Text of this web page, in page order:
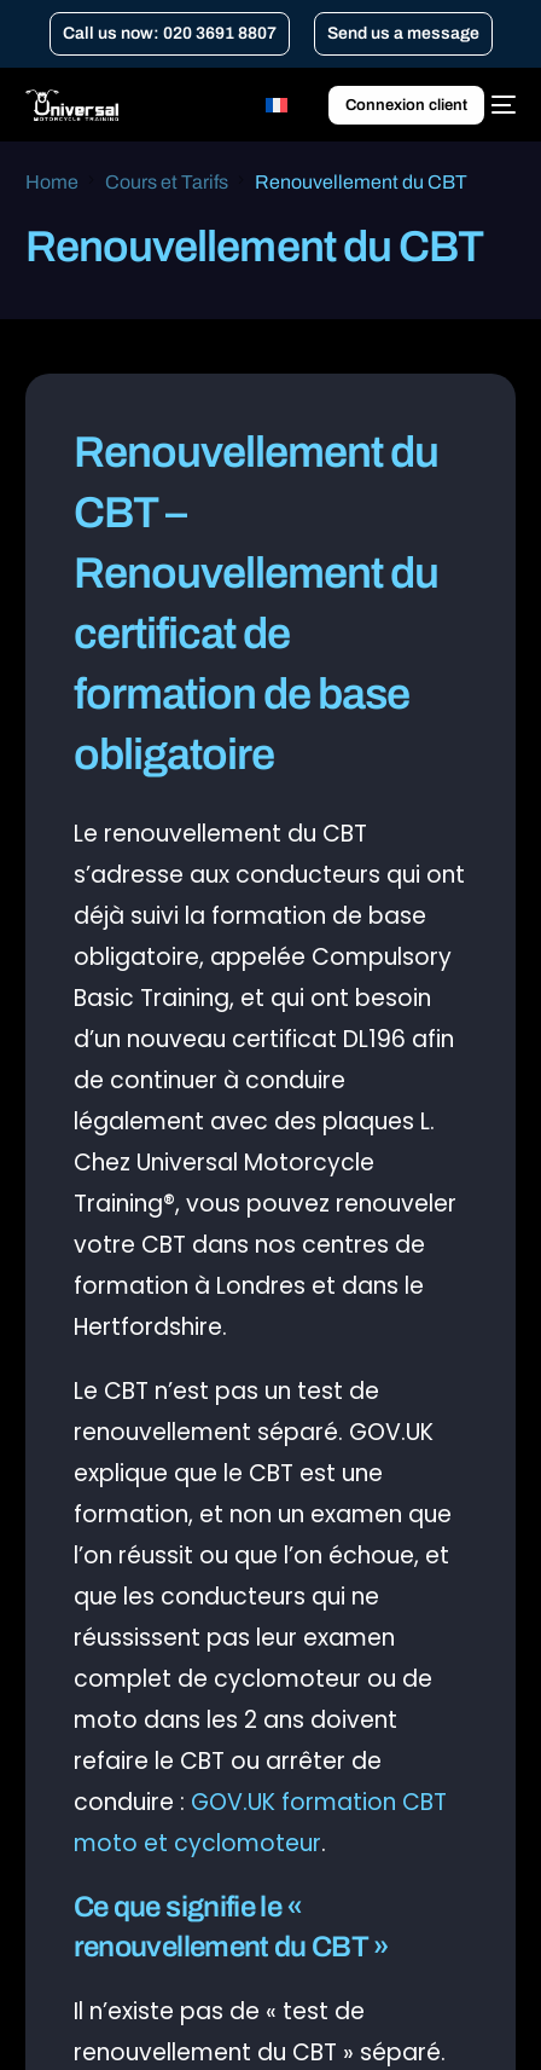
Call us now: 020 3691 8807 Send us a message
Connexion client
Home Cours et Tarifs Renouvellement du CBT
Renouvellement du CBT
Renouvellement du
CBT –
Renouvellement du
certificat de
formation de base
obligatoire
Le renouvellement du CBT
s’adresse aux conducteurs qui ont
déjà suivi la formation de base
obligatoire, appelée Compulsory
Basic Training, et qui ont besoin
d’un nouveau certificat DL196 afin
de continuer à conduire
légalement avec des plaques L.
Chez Universal Motorcycle
Training®, vous pouvez renouveler
votre CBT dans nos centres de
formation à Londres et dans le
Hertfordshire.
Le CBT n’est pas un test de
renouvellement séparé. GOV.UK
explique que le CBT est une
formation, et non un examen que
l’on réussit ou que l’on échoue, et
que les conducteurs qui ne
réussissent pas leur examen
complet de cyclomoteur ou de
moto dans les 2 ans doivent
refaire le CBT ou arrêter de
conduire : GOV.UK formation CBT
moto et cyclomoteur.
Ce que signifie le «
renouvellement du CBT »
Il n’existe pas de « test de
renouvellement du CBT » séparé.